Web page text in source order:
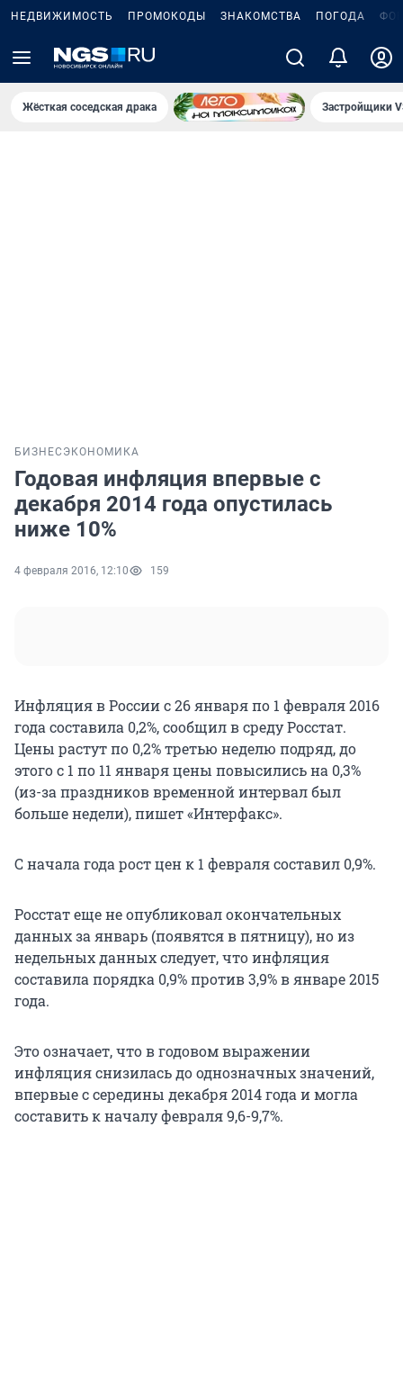
НЕДВИЖИМОСТЬ ПРОМОКОДЫ ЗНАКОМСТВА ПОГОДА
Жёсткая соседская драка Застройщики
БИЗНЕС ЭКОНОМИКА
Годовая инфляция впервые с
декабря 2014 года опустилась
ниже 10%
4 февраля 2016, 12:10 159
Инфляция в России с 26 января по 1 февраля 2016
года составила 0,2%, сообщил в среду Росстат.
Цены растут по 0,2% третью неделю подряд, до
этого с 1 по 11 января цены повысились на 0,3%
(из-за праздников временной интервал был
больше недели), пишет «Интерфакс».
С начала года рост цен к 1 февраля составил 0,9%.
Росстат еще не опубликовал окончательных
данных за январь (появятся в пятницу), но из
недельных данных следует, что инфляция
составила порядка 0,9% против 3,9% в январе 2015
года.
Это означает, что в годовом выражении
инфляция снизилась до однозначных значений,
впервые с середины декабря 2014 года и могла
составить к началу февраля 9,6-9,7%.